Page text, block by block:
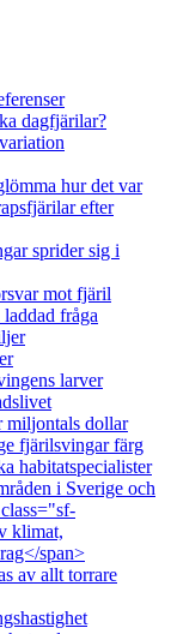
dagfjärilar?
hur det var
efter
sprider sig i
mot fjäril
fråga
larver
miljontals dollar
fjärilsvingar färg
habitatspecialister
i Sverige och
klimat,
span>
av allt torrare